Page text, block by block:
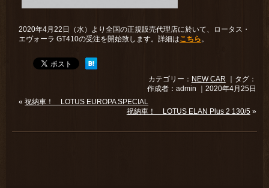
2020年4⽉22⽇（水）より全国の正規販売代理店に於いて、ロータス・
エヴォーラ GT410の受注を開始致します。詳細はこちら。
カテゴリー： NEW CAR ｜タグ：
作成者：admin ｜2020年4月25日
«祝納車！ LOTUS EUROPA SPECIAL
祝納車！ LOTUS ELAN Plus 2 130/5»